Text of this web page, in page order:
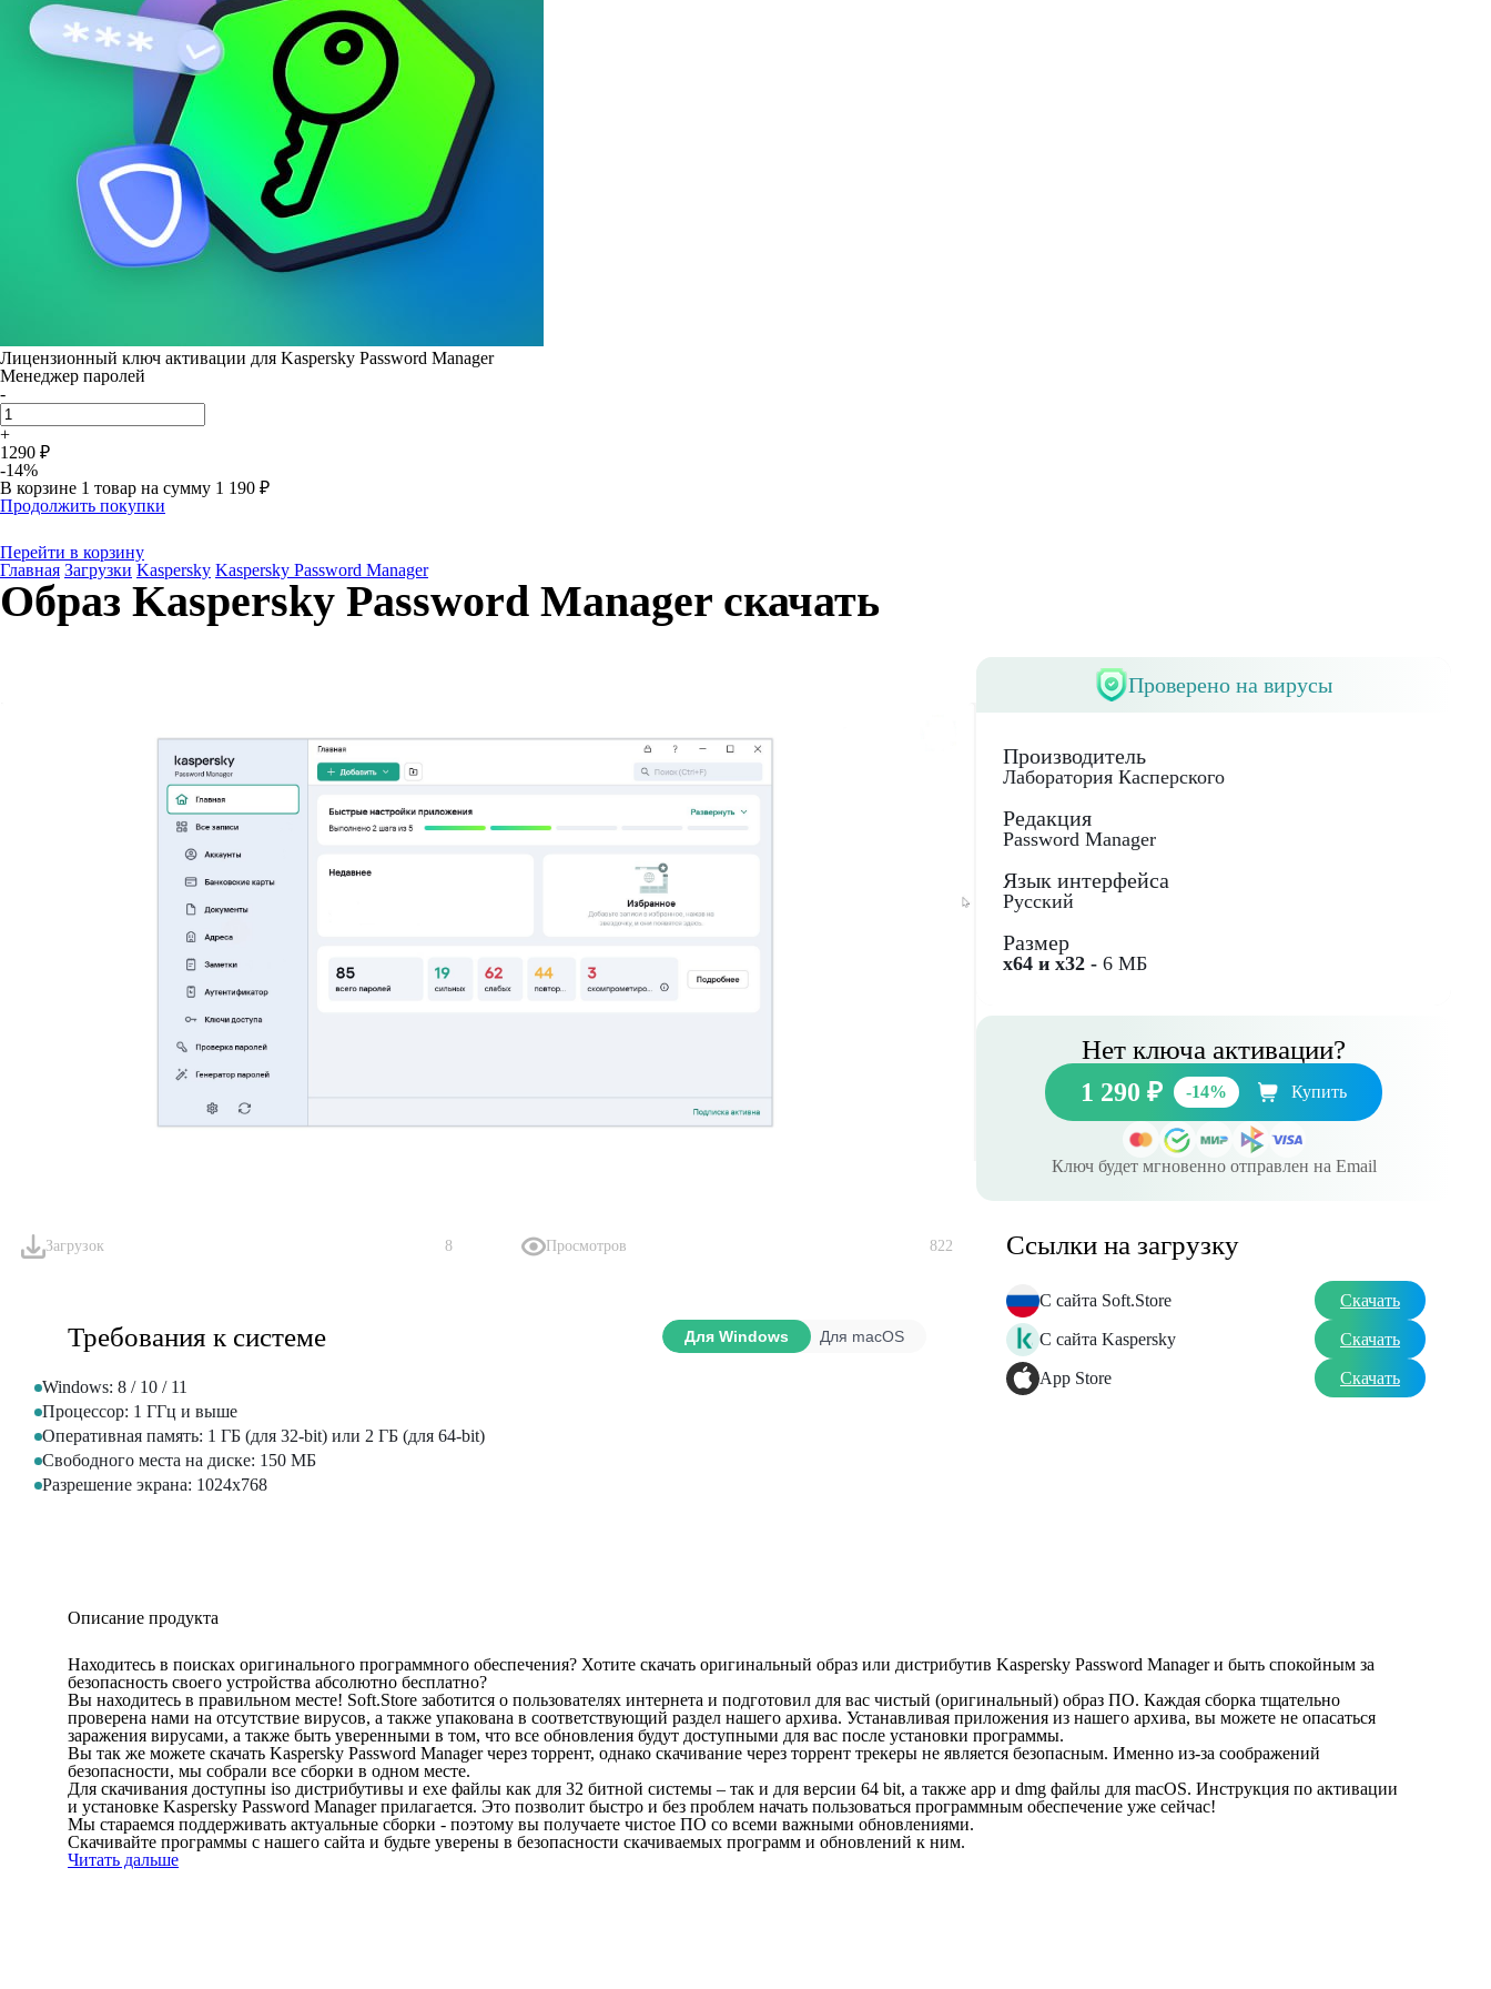
Лицензионный ключ активации для Kaspersky Password Manager
Менеджер паролей
-
+
1290 ₽
-14%
В корзине 1 товар на сумму 1 190 ₽
Продолжить покупки
Перейти в корзину
Главная Загрузки Kaspersky Kaspersky Password Manager
Образ Kaspersky Password Manager скачать
Загрузок 8 Просмотров 822
Требования к системе Для Windows Для macOS
Windows: 8 / 10 / 11
Процессор: 1 ГГц и выше
Оперативная память: 1 ГБ (для 32-bit) или 2 ГБ (для 64-bit)
Свободного места на диске: 150 МБ
Разрешение экрана: 1024x768
Проверено на вирусы
Производитель
Лаборатория Касперского
Редакция
Password Manager
Язык интерфейса
Русский
Размер
x64 и x32 -6 МБ
Нет ключа активации?
1 290 ₽ -14% Купить
Ключ будет мгновенно отправлен на Email
Ссылки на загрузку
С сайта Soft.Store Скачать
С сайта Kaspersky Скачать
App Store Скачать
Описание продукта
Находитесь в поисках оригинального программного обеспечения? Хотите скачать оригинальный образ или дистрибутив Kaspersky Password Manager и быть спокойным за
безопасность своего устройства абсолютно бесплатно?
Вы находитесь в правильном месте! Soft.Store заботится о пользователях интернета и подготовил для вас чистый (оригинальный) образ ПО. Каждая сборка тщательно
проверена нами на отсутствие вирусов, а также упакована в соответствующий раздел нашего архива. Устанавливая приложения из нашего архива, вы можете не опасаться
заражения вирусами, а также быть уверенными в том, что все обновления будут доступными для вас после установки программы.
Вы так же можете скачать Kaspersky Password Manager через торрент, однако скачивание через торрент трекеры не является безопасным. Именно из-за соображений
безопасности, мы собрали все сборки в одном месте.
Для скачивания доступны iso дистрибутивы и exe файлы как для 32 битной системы – так и для версии 64 bit, а также app и dmg файлы для macOS. Инструкция по активации
и установке Kaspersky Password Manager прилагается. Это позволит быстро и без проблем начать пользоваться программным обеспечение уже сейчас!
Мы стараемся поддерживать актуальные сборки - поэтому вы получаете чистое ПО со всеми важными обновлениями.
Скачивайте программы с нашего сайта и будьте уверены в безопасности скачиваемых программ и обновлений к ним.
Читать дальше